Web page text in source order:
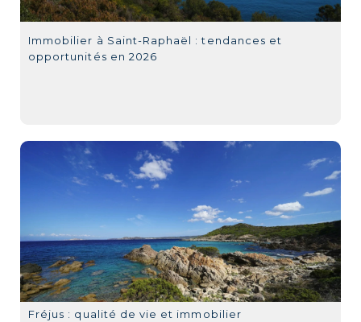
Immobilier à Saint-Raphaël : tendances et
opportunités en 2026
Fréjus : qualité de vie et immobilier